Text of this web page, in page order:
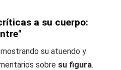
a su cuerpo:
su atuendo y
sobre su figura.